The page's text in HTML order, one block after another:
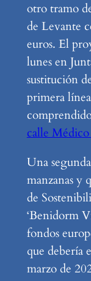
otro tramo
de Levante
euros. El
lunes en
sustitución
primera
calle
Una
manzanas y
de
‘Benidorm
fondos
que debería
marzo de